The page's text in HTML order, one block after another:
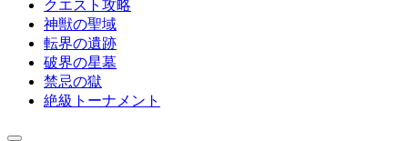
クエスト攻略
神獣の聖域
転界の遺跡
破界の星墓
禁忌の獄
絶級トーナメント